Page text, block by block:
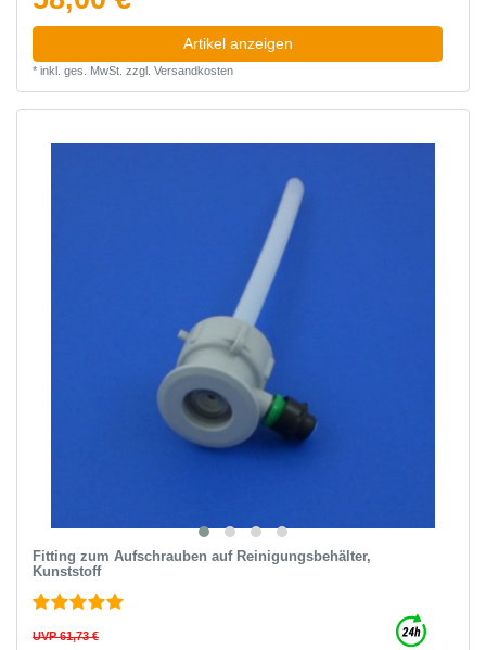
Artikel anzeigen
* inkl. ges. MwSt. zzgl. Versandkosten
Fitting zum Aufschrauben auf Reinigungsbehälter,
Kunststoff
UVP 61,73 €